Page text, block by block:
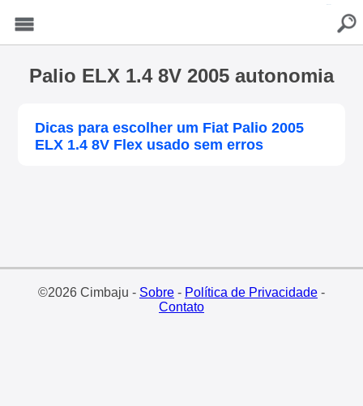
Palio ELX 1.4 8V 2005 autonomia
Dicas para escolher um Fiat Palio 2005
ELX 1.4 8V Flex usado sem erros
©2026 Cimbaju - Sobre- Política de Privacidade-
Contato